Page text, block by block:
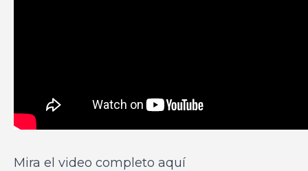
Mira el video completo aquí